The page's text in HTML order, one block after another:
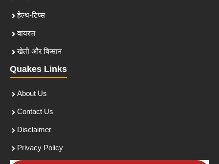
हेल्थ-टिप्स
वायरल
खेती और किसान
Quakes Links
About Us
Contact Us
Disclaimer
Privacy Policy